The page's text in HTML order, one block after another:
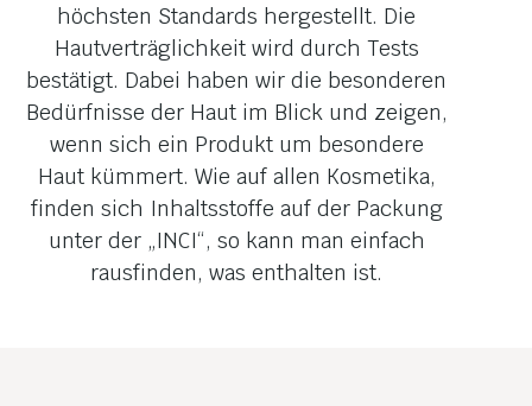
höchsten Standards hergestellt. Die
Hautverträglichkeit wird durch Tests
bestätigt. Dabei haben wir die besonderen
Bedürfnisse der Haut im Blick und zeigen,
wenn sich ein Produkt um besondere
Haut kümmert. Wie auf allen Kosmetika,
finden sich Inhaltsstoffe auf der Packung
unter der „INCI“, so kann man einfach
rausfinden, was enthalten ist.